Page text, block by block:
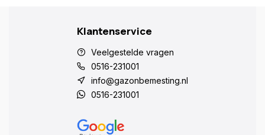
Klantenservice
Veelgestelde vragen
0516-231001
info@gazonbemesting.nl
0516-231001